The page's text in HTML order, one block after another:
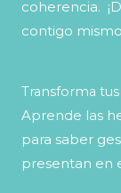
coherencia.
contigo
Transforma
Aprende las
para saber
presentan en